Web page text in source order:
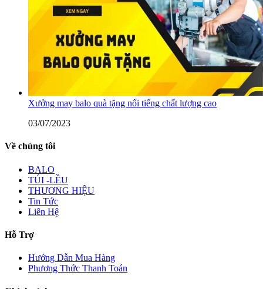
Xưởng may balo quà tặng nổi tiếng chất lượng cao
03/07/2023
Về chúng tôi
BALO
TÚI -LỀU
THƯƠNG HIỆU
Tin Tức
Liên Hệ
Hỗ Trợ
Hướng Dẫn Mua Hàng
Phương Thức Thanh Toán